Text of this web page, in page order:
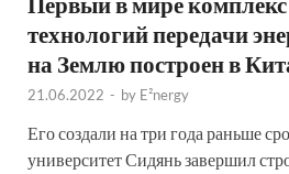
технологий передачи
на Землю построен в
21.06.2022 - by E²nergy
Его создали на три года раньше
университет Сидянь завершил